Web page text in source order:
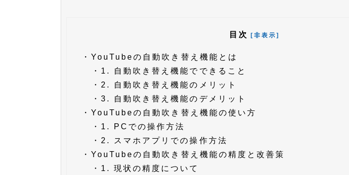
目次 [非表示]
・YouTubeの自動吹き替え機能とは
・ 1. 自動吹き替え機能でできること
・2. 自動吹き替え機能のメリット
・3. 自動吹き替え機能のデメリット
・YouTubeの自動吹き替え機能の使い方
・ 1. PCでの操作方法
・2. スマホアプリでの操作方法
・YouTubeの自動吹き替え機能の精度と改善策
・ 1. 現状の精度について